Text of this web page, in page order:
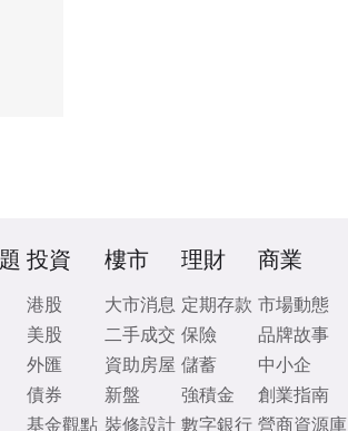
投資
港股
美股
外匯
債券
基金觀點
樓市
大市消息
二手成交
資助房屋
新盤
裝修設計
理財
定期存款
保險
儲蓄
強積金
數字銀行
商業
市場動態
品牌故事
中小企
創業指南
營商資源庫